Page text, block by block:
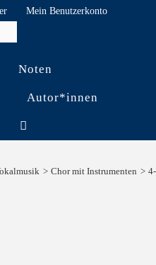
Mein Benutzerkonto
Noten
Autor*innen
Chor mit Instrumenten